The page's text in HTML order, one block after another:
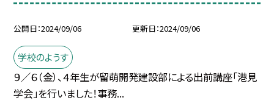
公開日 2024/09/06 更新日 2024/09/06
学校のようす
９／６（金）、４年生が留萌開発建設部による出前講座「港見
学会」を行いました！事務...